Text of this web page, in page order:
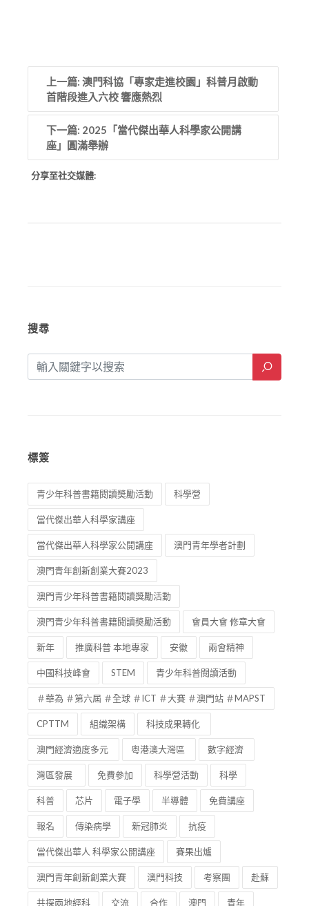
上一篇: 澳門科協「專家走進校園」科普月啟動
首階段進入六校 響應熱烈
下一篇: 2025「當代傑出華人科學家公開講
座」圓滿舉辦
分享至社交媒體:
搜尋
標簽
青少年科普書籍閱讀奬勵活動 科學營
當代傑出華人科學家講座
當代傑出華人科學家公開講座 澳門青年學者計劃
澳門青年創新創業大賽2023
澳門青少年科普書籍閱讀獎勵活動
澳門青少年科普書籍閱讀奬勵活動 會員大會 修章大會
新年 推廣科普 本地專家 安徽 兩會精神
中國科技峰會 STEM 青少年科普閱讀活動
＃華為 ＃第六屆 ＃全球 ＃ICT ＃大賽 ＃澳門站 ＃MAPST
CPTTM 組織架構 科技成果轉化
澳門經濟適度多元 粵港澳大灣區 數字經濟
灣區發展 免費參加 科學營活動 科學
科普 芯片 電子學 半導體 免費講座
報名 傳染病學 新冠肺炎 抗疫
當代傑出華人 科學家公開講座 賽果出爐
澳門青年創新創業大賽 澳門科技 考察團 赴蘇
共探兩地經科 交流 合作 澳門 青年